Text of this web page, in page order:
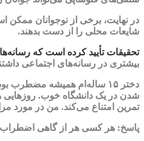
در نهایت، برخی از نوجوانان ممکن
شایعات محلی را از دست بدهند.
تحقیقات تأیید کرده است که
بیشتری در رسانه‌های اجتماعی
شدن در یک دانشگاه خوب. روزهایی
تمرین امتناع می‌کند. من در مورد
پاسخ: هر کسی هر از گاهی اضطراب را تجربه می‌کند. این